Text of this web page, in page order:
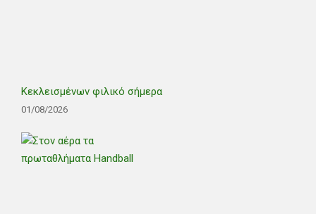
Κεκλεισμένων φιλικό σήμερα
01/08/2026